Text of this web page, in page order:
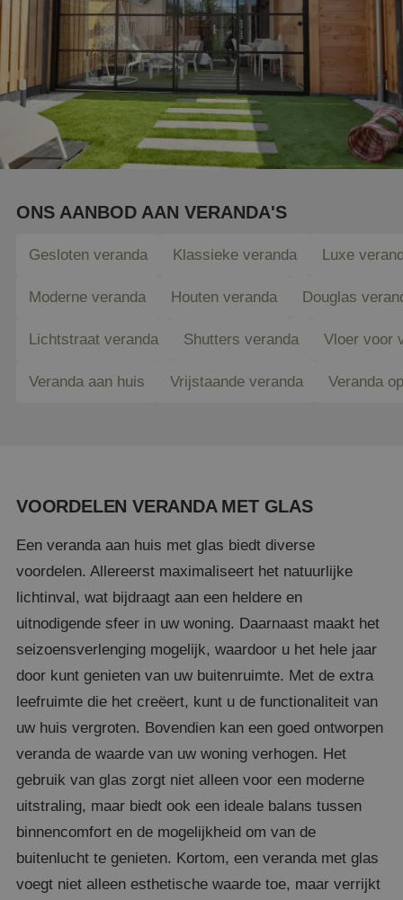
ONS AANBOD AAN VERANDA'S
Gesloten veranda Klassieke veranda Luxe
Moderne veranda Houten veranda Douglas
Lichtstraat veranda Shutters veranda Vloer voor
Veranda aan huis Vrijstaande veranda Veranda
VOORDELEN VERANDA MET GLAS
Een veranda aan huis met glas biedt diverse
voordelen. Allereerst maximaliseert het natuurlijke
lichtinval, wat bijdraagt aan een heldere en
uitnodigende sfeer in uw woning. Daarnaast maakt het
seizoensverlenging mogelijk, waardoor u het hele jaar
door kunt genieten van uw buitenruimte. Met de extra
leefruimte die het creëert, kunt u de functionaliteit van
uw huis vergroten. Bovendien kan een goed ontworpen
veranda de waarde van uw woning verhogen. Het
gebruik van glas zorgt niet alleen voor een moderne
uitstraling, maar biedt ook een ideale balans tussen
binnencomfort en de mogelijkheid om van de
buitenlucht te genieten. Kortom, een veranda met glas
voegt niet alleen esthetische waarde toe, maar verrijkt